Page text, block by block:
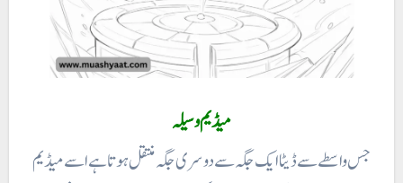
جس واسطے سے ڈیٹا ایک جگہ سے دوسری جگہ منتقل ہوتا ہے اسے میڈیم